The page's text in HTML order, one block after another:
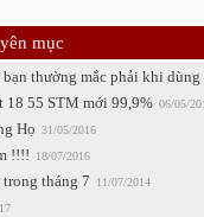
mục
thường mắc phải khi dùng
18 55 STM mới 99,9% 06/05/
Họ 31/05/2016
!!!! 18/07/2016
tháng 7 11/07/2014